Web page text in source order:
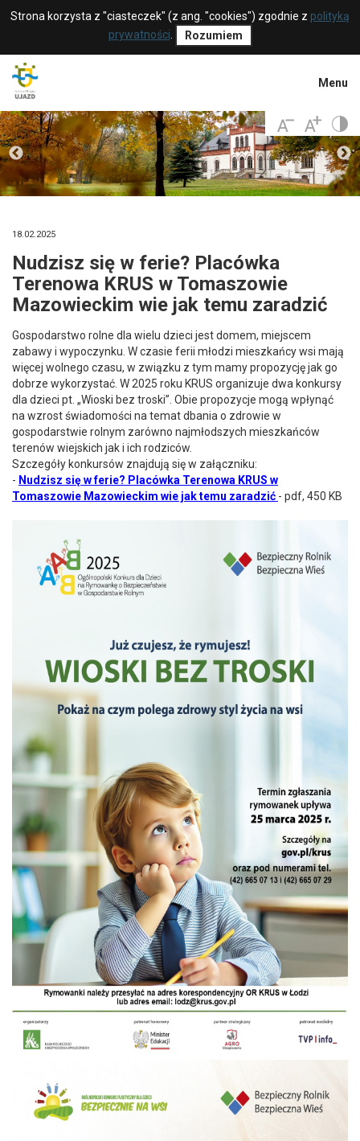
Strona korzysta z "ciasteczek" (z ang. "cookies") zgodnie z polityką
prywatności
Rozumiem
Menu
18.02.2025
Nudzisz się w ferie? Placówka
Terenowa KRUS w Tomaszowie
Mazowieckim wie jak temu zaradzić
Gospodarstwo rolne dla wielu dzieci jest domem, miejscem
zabawy i wypoczynku. W czasie ferii młodzi mieszkańcy wsi mają
więcej wolnego czasu, w związku z tym mamy propozycję jak go
dobrze wykorzystać. W 2025 roku KRUS organizuje dwa konkursy
dla dzieci pt. „Wioski bez troski”. Obie propozycje mogą wpłynąć
na wzrost świadomości na temat dbania o zdrowie w
gospodarstwie rolnym zarówno najmłodszych mieszkańców
terenów wiejskich jak i ich rodziców.
Szczegóły konkursów znajdują się w załączniku:
- Nudzisz się w ferie? Placówka Terenowa KRUS w
Tomaszowie Mazowieckim wie jak temu zaradzić - pdf, 450 KB